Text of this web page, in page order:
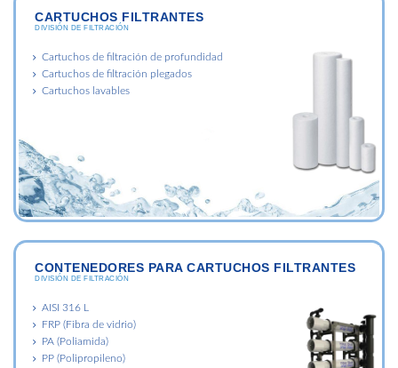
CARTUCHOS FILTRANTES
DIVISIÓN DE FILTRACIÓN
Cartuchos de filtración de profundidad
Cartuchos de filtración plegados
Cartuchos lavables
CONTENEDORES PARA CARTUCHOS FILTRANTES
DIVISIÓN DE FILTRACIÓN
AISI 316 L
FRP (Fibra de vidrio)
PA (Poliamida)
PP (Polipropileno)